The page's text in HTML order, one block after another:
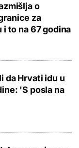
o
za
to na 67 godina
da Hrvati idu u
'S posla na